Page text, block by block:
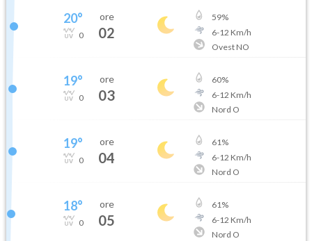
20°
0
ore
02
59%
6-12 Km/h
Ovest NO
19°
0
ore
03
60%
6-12 Km/h
Nord O
19°
0
ore
04
61%
6-12 Km/h
Nord O
18°
0
ore
05
61%
6-12 Km/h
Nord O